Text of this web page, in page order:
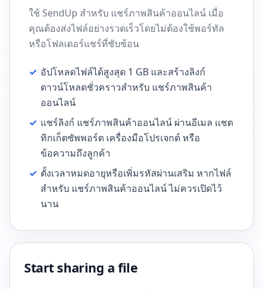
ใช้ SendUp สำหรับ แชร์ภาพสินค้าออนไลน์ เมื่อ
คุณต้องส่งไฟล์อย่างรวดเร็วโดยไม่ต้องใช้พอร์ทัล
หรือโฟลเดอร์แชร์ที่ซับซ้อน
✓ อัปโหลดไฟล์ได้สูงสุด 1 GB และสร้างลิงก์
ดาวน์โหลดชั่วคราวสำหรับ แชร์ภาพสินค้า
ออนไลน์
✓ แชร์ลิงก์ แชร์ภาพสินค้าออนไลน์ ผ่านอีเมล แชต
ทิกเก็ตซัพพอร์ต เครื่องมือโปรเจกต์ หรือ
ข้อความถึงลูกค้า
✓ ตั้งเวลาหมดอายุหรือเพิ่มรหัสผ่านเสริม หากไฟล์
สำหรับ แชร์ภาพสินค้าออนไลน์ ไม่ควรเปิดไว้
นาน
Start sharing a file